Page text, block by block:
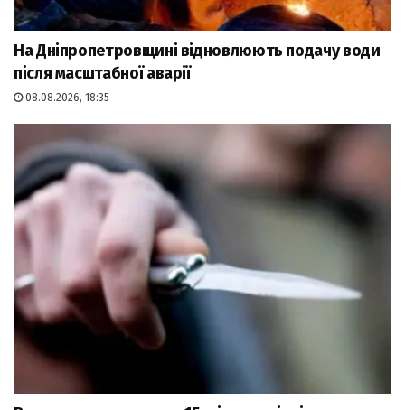
На Дніпропетровщині відновлюють подачу води
після масштабної аварії
08.08.2026, 18:35